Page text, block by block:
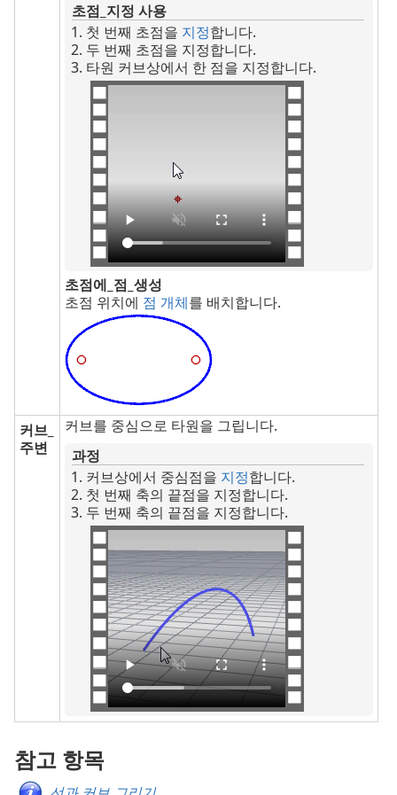
초점_지정 사용
첫 번째 초점을 지정합니다.
두 번째 초점을 지정합니다.
타원 커브상에서 한 점을 지정합니다.
초점에_점_생성
초점 위치에 점 개체를 배치합니다.
커브_
주변
커브를 중심으로 타원을 그립니다.
과정
커브상에서 중심점을 지정합니다.
첫 번째 축의 끝점을 지정합니다.
두 번째 축의 끝점을 지정합니다.
참고 항목